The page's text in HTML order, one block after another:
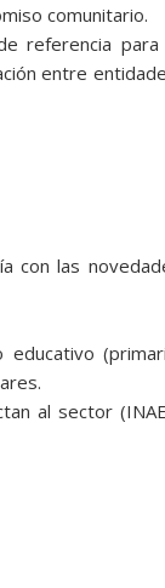
comunitario.
referencia para
entre
con las
al sector